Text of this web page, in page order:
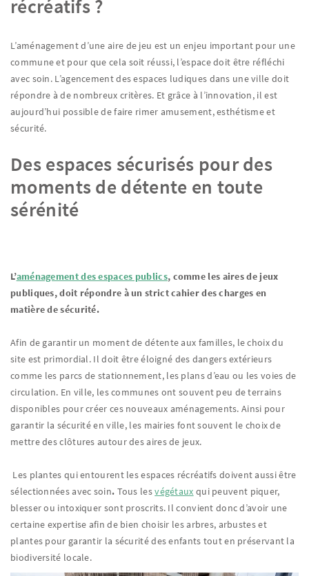
récréatifs ?
L’aménagement d’une aire de jeu est un enjeu important pour une
commune et pour que cela soit réussi, l’espace doit être réfléchi
avec soin. L’agencement des espaces ludiques dans une ville doit
répondre à de nombreux critères. Et grâce à l’innovation, il est
aujourd’hui possible de faire rimer amusement, esthétisme et
sécurité.
Des espaces sécurisés pour des
moments de détente en toute
sérénité
L’aménagement des espaces publics, comme les aires de jeux
publiques, doit répondre à un strict cahier des charges en
matière de sécurité.
Afin de garantir un moment de détente aux familles, le choix du
site est primordial. Il doit être éloigné des dangers extérieurs
comme les parcs de stationnement, les plans d’eau ou les voies de
circulation. En ville, les communes ont souvent peu de terrains
disponibles pour créer ces nouveaux aménagements. Ainsi pour
garantir la sécurité en ville, les mairies font souvent le choix de
mettre des clôtures autour des aires de jeux.
Les plantes qui entourent les espaces récréatifs doivent aussi être
sélectionnées avec soin. Tous lesvégétaux qui peuvent piquer,
blesser ou intoxiquer sont proscrits. Il convient donc d’avoir une
certaine expertise afin de bien choisir les arbres, arbustes et
plantes pour garantir la sécurité des enfants tout en préservant la
biodiversité locale.